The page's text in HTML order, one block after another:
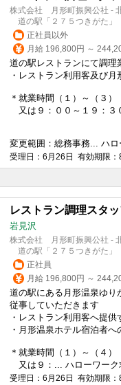
株式会社 月形町振興公社 -
道の駅「２７５つきがた」
正社員以外
月給 196,800円 ～
道の駅レストランにて調理
・レストラン利用客及び
＊就業時間（１）～（３）
又は９：００～１９：３
変更範囲：総務事務... ハロ
受理日：6月26日 有効期限：
レストラン調理スタッ
岩見沢
株式会社 月形町振興公社 -
道の駅「２７５つきがた」
正社員
月給 196,800円 ～
道の駅にある月形温泉ゆり
従事していただきます
・レストラン利用客へ提供
・月形温泉ホテル宿泊者へ
＊就業時間（１）～（４）
又は９：... ハローワーク
受理日：6月26日 有効期限：